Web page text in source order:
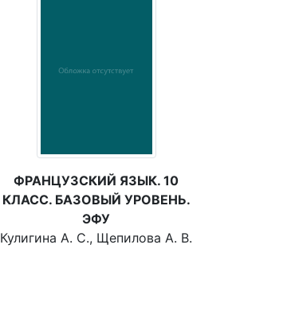
ФРАНЦУЗСКИЙ ЯЗЫК. 10
КЛАСС. БАЗОВЫЙ УРОВЕНЬ.
ЭФУ
Кулигина А. С., Щепилова А. В.